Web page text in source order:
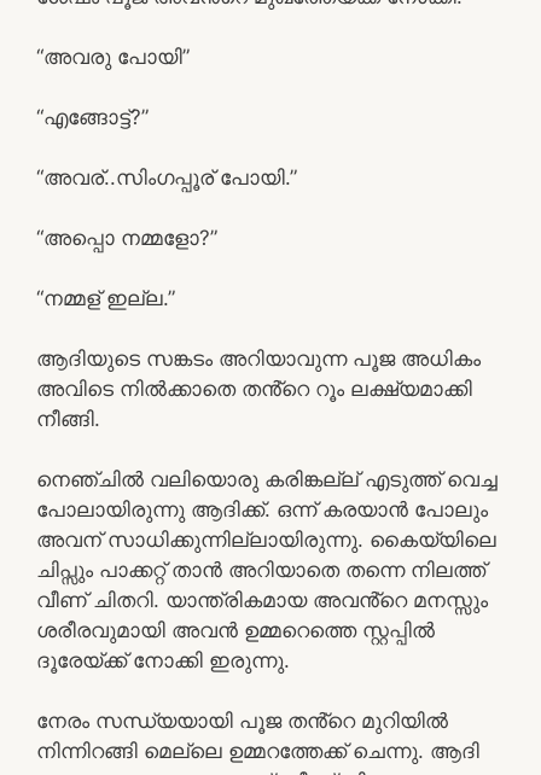
“അവരു പോയി”
“എങ്ങോട്ട്?”
“അവര്..സിംഗപ്പൂര് പോയി.”
“അപ്പൊ നമ്മളോ?”
“നമ്മള് ഇല്ല.”
ആദിയുടെ സങ്കടം അറിയാവുന്ന പൂജ അധികം
അവിടെ നിൽക്കാതെ തൻ്റെ റൂം ലക്ഷ്യമാക്കി
നീങ്ങി.
നെഞ്ചിൽ വലിയൊരു കരിങ്കല്ല് എടുത്ത് വെച്ച
പോലായിരുന്നു ആദിക്ക്. ഒന്ന് കരയാൻ പോലും
അവന് സാധിക്കുന്നില്ലായിരുന്നു. കൈയ്യിലെ
ചിപ്സും പാക്കറ്റ് താൻ അറിയാതെ തന്നെ നിലത്ത്
വീണ് ചിതറി. യാന്ത്രികമായ അവൻ്റെ മനസ്സും
ശരീരവുമായി അവൻ ഉമ്മറെത്തെ സ്റ്റപ്പിൽ
ദൂരേയ്ക്ക് നോക്കി ഇരുന്നു.
നേരം സന്ധ്യയായി പൂജ തൻ്റെ മുറിയിൽ
നിന്നിറങ്ങി മെല്ലെ ഉമ്മറത്തേക്ക് ചെന്നു. ആദി